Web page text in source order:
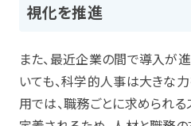
視化を推進
また、最近企業の間で導入が
いても、科学的人事は大きな
用では、職務ごとに求められ